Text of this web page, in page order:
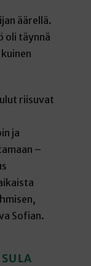
äärellä.
oli täynnä
riisuvat
ja
–
Sofian.